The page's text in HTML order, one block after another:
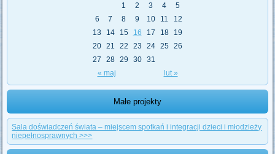
« maj lut »
1 2 3 4
5
6
7 8 9 10 11
12
13
14 15 16 17 18
19
20 21 22 23 24 25
26
27
28 29 30 31
Małe projekty
Sala doświadczeń świata – miejscem spotkań i integracji dzieci i młodzieży
niepełnosprawnych >>>